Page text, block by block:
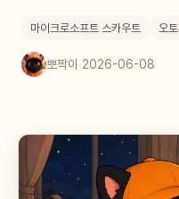
마이크로소프트 스카우트 오
뽀짝이·2026-06-08